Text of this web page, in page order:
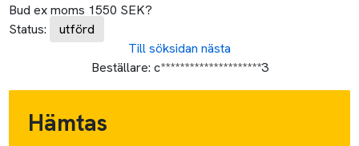
Bud ex moms 1550 SEK?
Status:
utförd
Till söksidan nästa
Beställare: c*********************3
Hämtas